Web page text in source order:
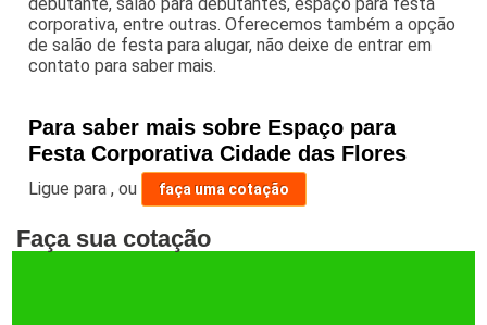
corporativa, entre outras. Oferecemos também a opção
de salão de festa para alugar, não deixe de entrar em
contato para saber mais.
Para saber mais sobre Espaço para
Festa Corporativa Cidade das Flores
Ligue para,ou faça uma cotação
Faça sua cotação